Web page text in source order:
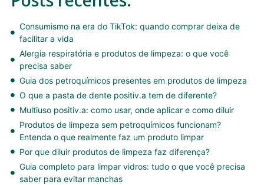
Consumismo na era do TikTok: quando comprar deixa de
facilitar a vida
Alergia respiratória e produtos de limpeza: o que você
precisa saber
Guia dos petroquímicos presentes em produtos de limpeza
O que a pasta de dente positiv.a tem de diferente?
Multiuso positiv.a: como usar, onde aplicar e como diluir
Produtos de limpeza sem petroquímicos funcionam?
Entenda o que realmente faz um produto limpar
Por que diluir produtos de limpeza faz diferença?
Guia completo para limpar vidros: tudo o que você precisa
saber para evitar manchas